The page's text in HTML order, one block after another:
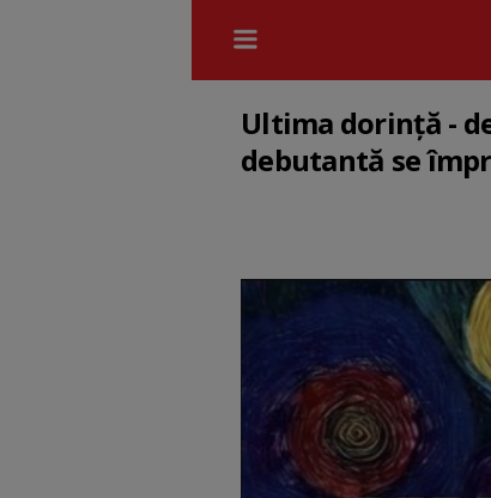
Ultima dorință -
debutantă se